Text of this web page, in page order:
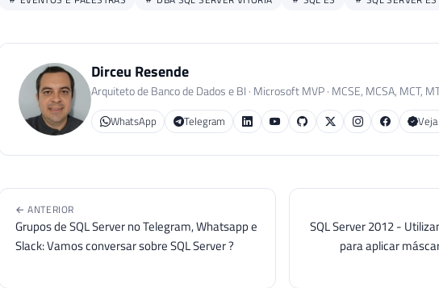
Slack: Vamos conversar sobre SQL Server ?
para aplicar
Posts relacionados